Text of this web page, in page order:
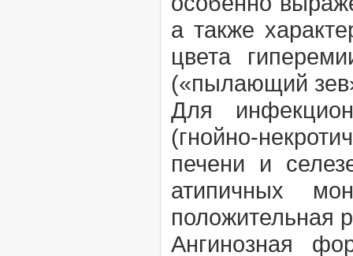
а также
цвета
(«пылающий
Для
(гнойно-
печени и
атипичных
положительная
Ангинозная